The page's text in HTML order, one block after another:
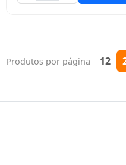
Produtos por página 12